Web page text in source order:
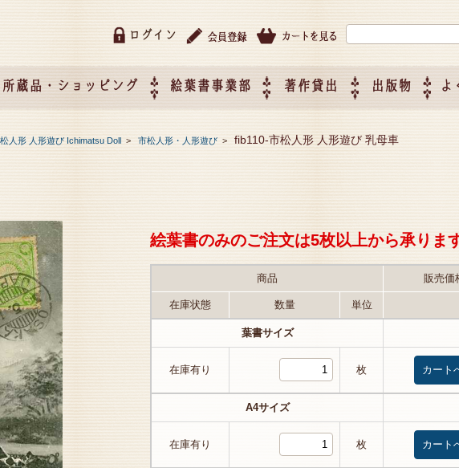
ログイン
所蔵品・ショッピング 絵葉書事業部
て
作）について
著作貸出 出版物 よ
人形 人形遊び Ichimatsu Doll > 市松人形・人形遊び > fib110-市松人形 人形遊び 乳母車
絵葉書のみのご注文は5枚以上から承ります
商品 販売価
在庫状態 数量 単位
葉書サイズ
在庫有り 枚
A4サイズ
在庫有り 枚